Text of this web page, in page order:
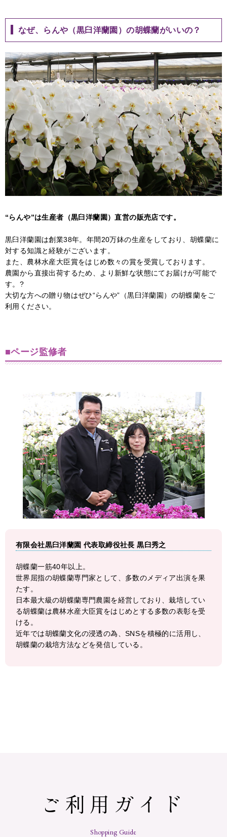
なぜ、らんや（黒臼洋蘭園）の胡蝶蘭がいいの？
“らんや”は生産者（黒臼洋蘭園）直営の販売店です。
黒臼洋蘭園は創業38年。年間20万鉢の生産をしており、胡蝶蘭に
対する知識と経験がございます。
また、農林水産大臣賞をはじめ数々の賞を受賞しております。
農園から直接出荷するため、より新鮮な状態にてお届けが可能で
す。?
大切な方への贈り物はぜひ“らんや”（黒臼洋蘭園）の胡蝶蘭をご
利用ください。
■ページ監修者
有限会社黒臼洋蘭園 代表取締役社長 黒臼秀之
胡蝶蘭一筋40年以上。
世界屈指の胡蝶蘭専門家として、多数のメディア出演を果
たす。
日本最大級の胡蝶蘭専門農園を経営しており、栽培してい
る胡蝶蘭は農林水産大臣賞をはじめとする多数の表彰を受
ける。
近年では胡蝶蘭文化の浸透の為、SNSを積極的に活用し、
胡蝶蘭の栽培方法などを発信している。
ご利用ガイド
Shopping Guide